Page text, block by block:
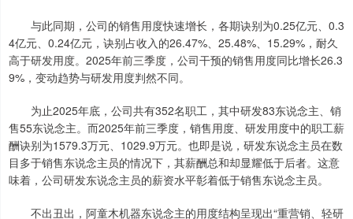
与此同期，公司的销售用度快速增长，各期诀别为0.25亿元、0.3
4亿元、0.24亿元，诀别占收入的26.47%、25.48%、15.29%，耐久
高于研发用度。2025年前三季度，公司干预的销售用度同比增长26.3
9%，变动趋势与研发用度判然不同。
为止2025年底，公司共有352名职工，其中研发83东说念主、销
售55东说念主。而2025年前三季度，销售用度、研发用度中的职工薪
酬诀别为1579.3万元、1029.9万元。也即是说，研发东说念主员在数
目多于销售东说念主员的情况下，其薪酬总和却显耀低于后者。这意
味着，公司研发东说念主员的薪资水平彰着低于销售东说念主员。
不出丑出，阿童木机器东说念主的用度结构呈现出“重营销、轻研